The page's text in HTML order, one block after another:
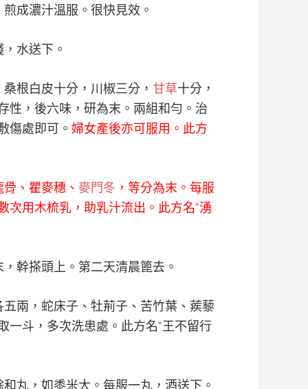
成濃汁溫服。很快見效。
水送下。
根白皮十分，川椒三分， 甘草十分，
性，後六味，研為末。兩組和勻。治
傷處即可。 婦女產後亦可服用。此方
、瞿麥穗、 麥門冬 ，等分為末。每服
次用木梳乳，助乳汁流出。此方名“湧
幹搽頭上。第二天清晨篦去。
兩，蛇床子、牡荊子、苦竹葉、蒺藜
一斗，多次洗患處。此方名“王不留行
丸，如黍米大。每服一丸，酒送下。